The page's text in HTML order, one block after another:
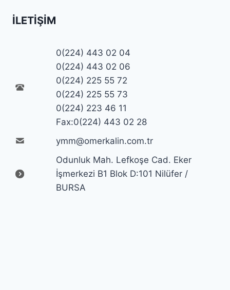
İLETIŞIM
0(224) 443 02 04
0(224) 443 02 06
0(224) 225 55 72
0(224) 225 55 73
0(224) 223 46 11
Fax:0(224) 443 02 28
ymm@omerkalin.com.tr
Odunluk Mah. Lefkoşe Cad. Eker
İşmerkezi B1 Blok D:101 Nilüfer /
BURSA